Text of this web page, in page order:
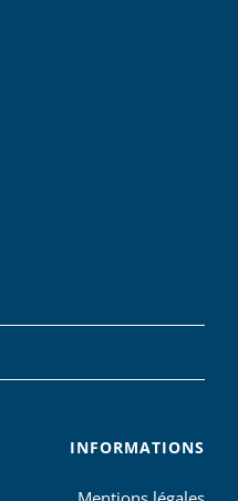
INFORMATIONS